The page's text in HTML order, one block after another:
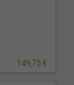
149,75 €